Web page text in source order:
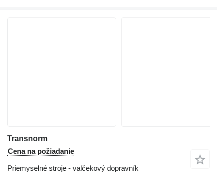
Transnorm
Cena na požiadanie
Priemyselné stroje - valčekový dopravník